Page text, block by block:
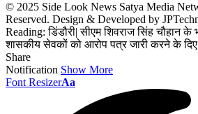
© 2025 Side Look News Satya Media
Reserved. Design & Developed by
Reading: डिंडौरी| सीएम शिवराज सिंह चौहान
शासकीय सेवकों को आरोप पत्र जारी करने के
Share
Notification Show More
Font ResizerAa